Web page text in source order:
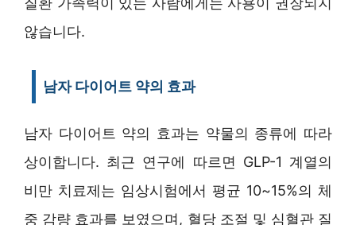
않습니다.
남자 다이어트 약의 효과
남자 다이어트 약의 효과는 약물의 종류에 따라
상이합니다. 최근 연구에 따르면 GLP-1 계열의
비만 치료제는 임상시험에서 평균 10~15%의 체
중 감량 효과를 보였으며, 혈당 조절 및 심혈관 질